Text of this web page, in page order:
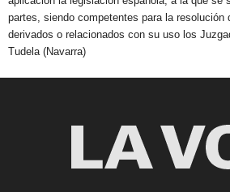
partes, siendo competentes para la resolución
derivados o relacionados con su uso los
Tudela (Navarra)